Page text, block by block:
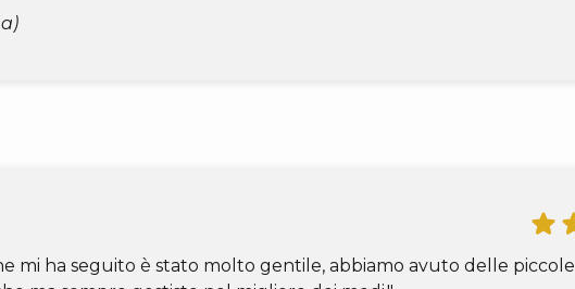
mi ha seguito è stato molto gentile, abbiamo avuto delle piccole